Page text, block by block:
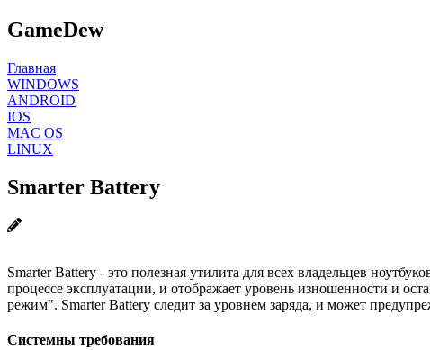
GameDew
Главная
WINDOWS
ANDROID
IOS
MAC OS
LINUX
Smarter Battery
Smarter Battery - это полезная утилита для всех владельцев
процессе эксплуатации, и отображает уровень изношенности и
режим". Smarter Battery следит за уровнем заряда, и может
Системны требования